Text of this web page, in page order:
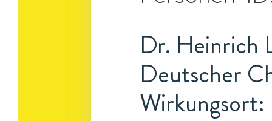
Dr. Heinrich
Deutscher
Wirkungsort: